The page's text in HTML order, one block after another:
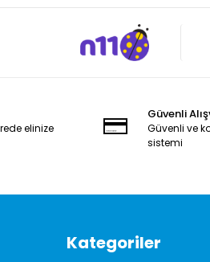
elinize
Güvenli
Güvenli ve
sistemi
Kategoriler